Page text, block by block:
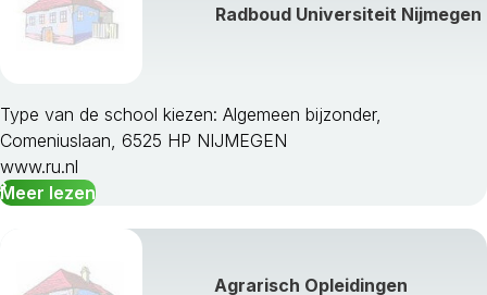
Aalten
Apeldoorn
Arnhem
Beuningen
Radboud Universiteit Nijmegen
Type van de school kiezen: Algemeen bijzonder,
Comeniuslaan, 6525 HP NIJMEGEN
www.ru.nl
Meer lezen
Agrarisch Opleidingen